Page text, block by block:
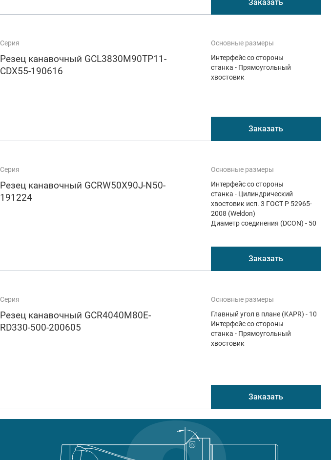
Заказать
Серия
Резец канавочный GCL3830M90TP11-
CDX55-190616
Основные размеры
Интерфейс со стороны
станка - Прямоугольный
хвостовик
Заказать
Серия
Резец канавочный GCRW50X90J-N50-
191224
Основные размеры
Интерфейс со стороны
станка - Цилиндрический
хвостовик исп. 3 ГОСТ Р 52965-
2008 (Weldon)
Диаметр соединения (DCON) - 50
Заказать
Серия
Резец канавочный GCR4040M80E-
RD330-500-200605
Основные размеры
Главный угол в плане (KAPR) - 10
Интерфейс со стороны
станка - Прямоугольный
хвостовик
Заказать